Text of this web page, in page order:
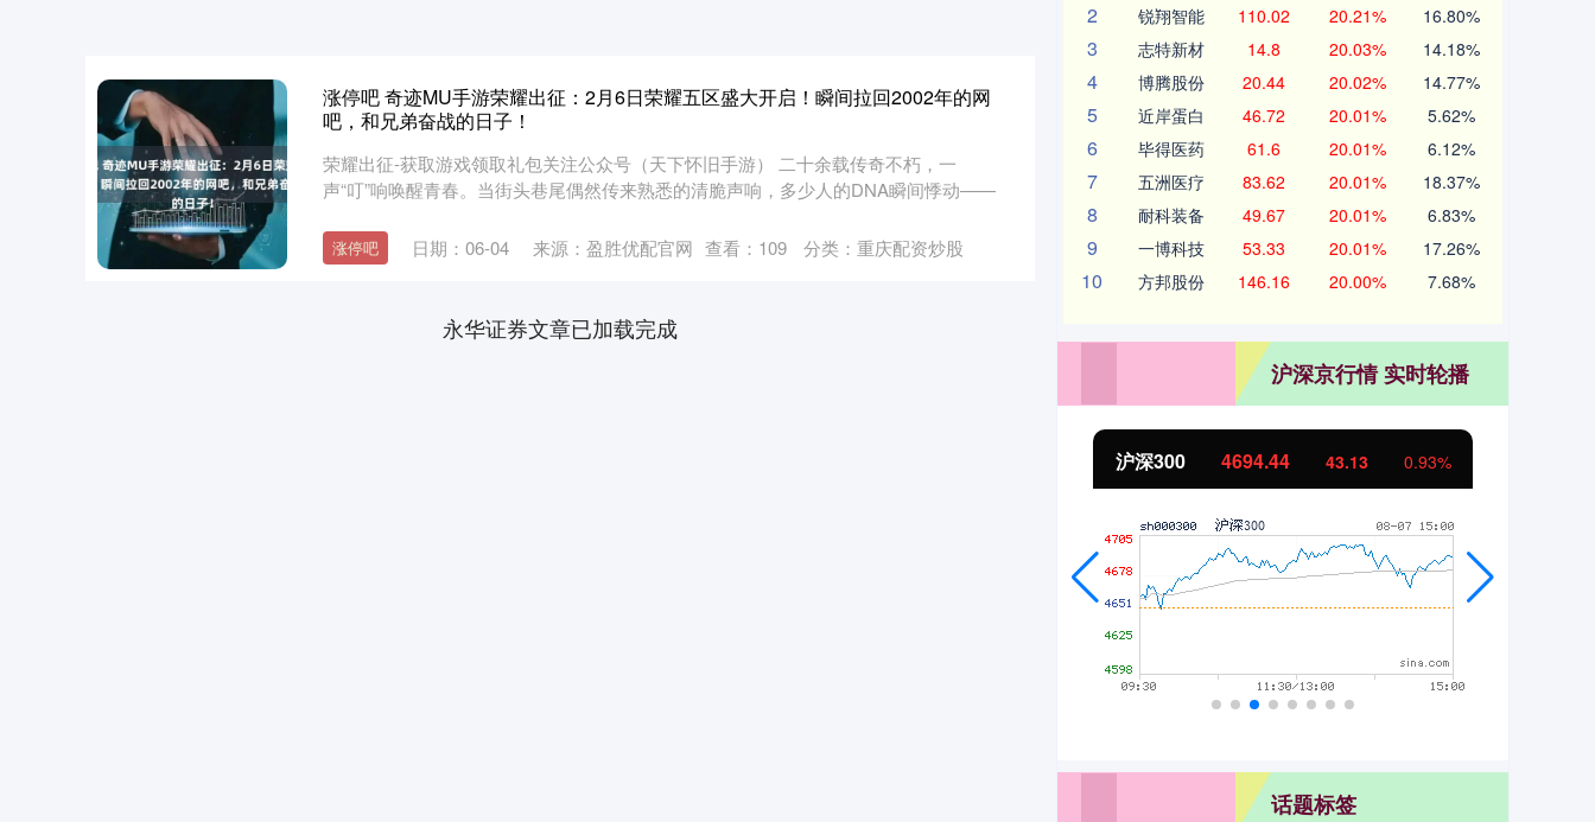
涨停吧 奇迹MU手游荣耀出征：2月6日荣耀五区盛大开启！瞬间拉回2002年的网
吧，和兄弟奋战的日子！
荣耀出征-获取游戏领取礼包关注公众号（天下怀旧手游） 二十余载传奇不朽，一
声“叮”响唤醒青春。当街头巷尾偶然传来熟悉的清脆声响，多少人的DNA瞬间悸动——
涨停吧 日期：06-04 来源：盈胜优配官网 查看： 109 分类： 重庆配资炒股
永华证券文章已加载完成
2 锐翔智能 110.02 20.21% 16.80%
3 志特新材 14.8 20.03% 14.18%
4 博腾股份 20.44 20.02% 14.77%
5 近岸蛋白 46.72 20.01% 5.62%
6 毕得医药 61.6 20.01% 6.12%
7 五洲医疗 83.62 20.01% 18.37%
8 耐科装备 49.67 20.01% 6.83%
9 一博科技 53.33 20.01% 17.26%
10 方邦股份 146.16 20.00% 7.68%
沪深京行情 实时轮播
沪深300 4694.44 43.13 0.93%
话题标签